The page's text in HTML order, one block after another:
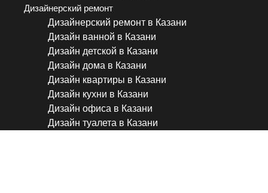
Дизайнерский ремонт
Дизайнерский ремонт в Казани
Дизайн ванной в Казани
Дизайн детской в Казани
Дизайн дома в Казани
Дизайн квартиры в Казани
Дизайн кухни в Казани
Дизайн офиса в Казани
Дизайн туалета в Казани